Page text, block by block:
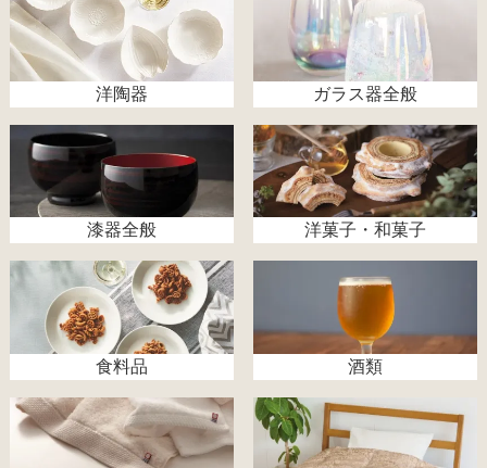
洋陶器 ガラス器全般
漆器全般 洋菓子・和菓子
食料品 酒類